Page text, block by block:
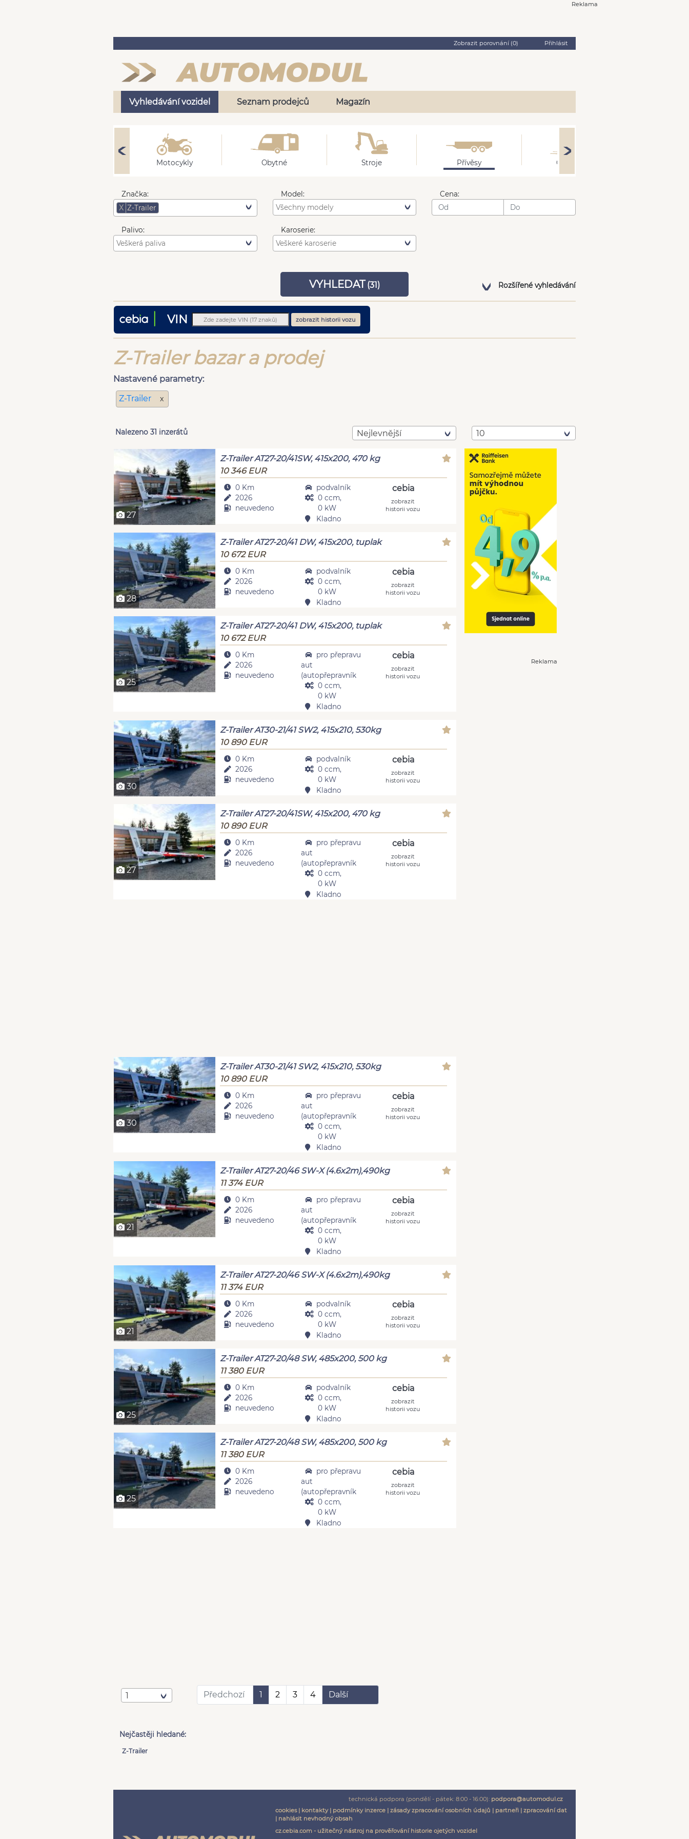
Reklama
Zobrazit porovnání (0) Přihlásit
Vyhledávání vozidel Seznam prodejců Magazín
Motocykly Obytné Stroje Přívěsy Ostatní
Značka:
X Z-Trailer
Model: Cena:
Palivo: Karoserie:
VYHLEDAT (31 ) Rozšířené vyhledávání
VIN zobrazit historii vozu
Z-Trailer bazar a prodej
Nastavené parametry:
Z-Trailer
x
Nalezeno 31 inzerátů Nejlevnější 10
27
Z-Trailer AT27-20/41SW, 415x200, 470 kg
10 346 EUR
0 Km
2026
neuvedeno
podvalník
0 ccm,
0 kW
Kladno
cebia
zobrazit
historii vozu
28
Z-Trailer AT27-20/41 DW, 415x200, tuplak
10 672 EUR
0 Km
2026
neuvedeno
podvalník
0 ccm,
0 kW
Kladno
cebia
zobrazit
historii vozu
25
Z-Trailer AT27-20/41 DW, 415x200, tuplak
10 672 EUR
0 Km
2026
neuvedeno
pro přepravu
aut
(autopřepravník
0 ccm,
0 kW
Kladno
cebia
zobrazit
historii vozu
30
Z-Trailer AT30-21/41 SW2, 415x210, 530kg
10 890 EUR
0 Km
2026
neuvedeno
podvalník
0 ccm,
0 kW
Kladno
cebia
zobrazit
historii vozu
27
Z-Trailer AT27-20/41SW, 415x200, 470 kg
10 890 EUR
0 Km
2026
neuvedeno
pro přepravu
aut
(autopřepravník
0 ccm,
0 kW
Kladno
cebia
zobrazit
historii vozu
30
Z-Trailer AT30-21/41 SW2, 415x210, 530kg
10 890 EUR
0 Km
2026
neuvedeno
pro přepravu
aut
(autopřepravník
0 ccm,
0 kW
Kladno
cebia
zobrazit
historii vozu
21
Z-Trailer AT27-20/46 SW-X (4.6x2m),490kg
11 374 EUR
0 Km
2026
neuvedeno
pro přepravu
aut
(autopřepravník
0 ccm,
0 kW
Kladno
cebia
zobrazit
historii vozu
21
Z-Trailer AT27-20/46 SW-X (4.6x2m),490kg
11 374 EUR
0 Km
2026
neuvedeno
podvalník
0 ccm,
0 kW
Kladno
cebia
zobrazit
historii vozu
25
Z-Trailer AT27-20/48 SW, 485x200, 500 kg
11 380 EUR
0 Km
2026
neuvedeno
podvalník
0 ccm,
0 kW
Kladno
cebia
zobrazit
historii vozu
25
Z-Trailer AT27-20/48 SW, 485x200, 500 kg
11 380 EUR
0 Km
2026
neuvedeno
pro přepravu
aut
(autopřepravník
0 ccm,
0 kW
Kladno
cebia
zobrazit
historii vozu
Reklama
1 Předchozí 1 2 3 4 Další
Nejčastěji hledané:
Z-Trailer
technická podpora (pondělí - pátek: 8:00 - 16:00): podpora@automodul.cz
cookies| kontakty| podmínky inzerce| zásady zpracování osobních údajů | partneři| zpracování dat
| nahlásit nevhodný obsah
cz.cebia.com - užitečný nástroj na prověřování historie ojetých vozidel